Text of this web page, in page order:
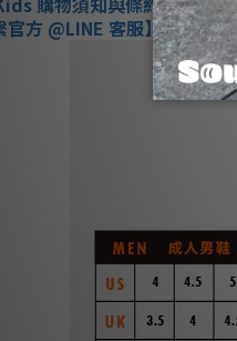
官方 @LINE 客服】